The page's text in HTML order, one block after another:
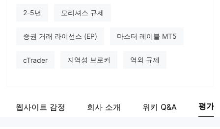
기업 직원
2-5년 모리셔스 규제
증권 거래 라이선스 (EP) 마스터 레이블 MT5
cTrader 지역성 브로커 역외 규제
웹사이트 감정 회사 소개 위키 Q&A 평가